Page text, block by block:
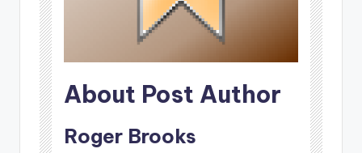
About Post Author
Roger Brooks